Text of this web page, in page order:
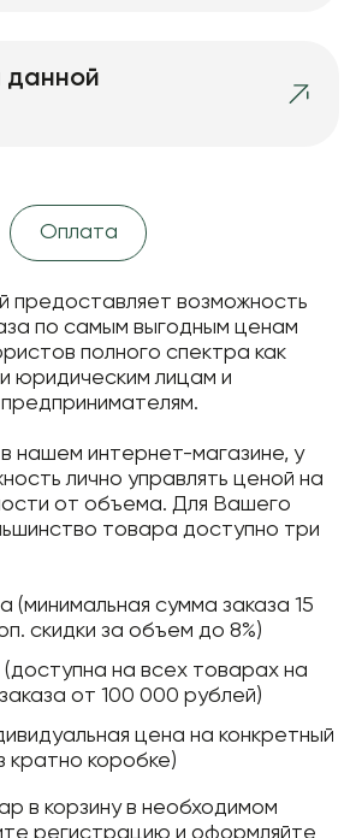
данной
Оплата
предоставляет возможность
по самым выгодным ценам
полного спектра как
юридическим лицам и
нашем интернет-магазине, у
лично управлять ценой на
от объема. Для Вашего
товара доступно три
(минимальная сумма заказа 15
скидки за объем до 8%)
на всех товарах на
от 100 000 рублей)
цена на конкретный
кратно коробке)
в корзину в необходимом
регистрацию и оформляйте